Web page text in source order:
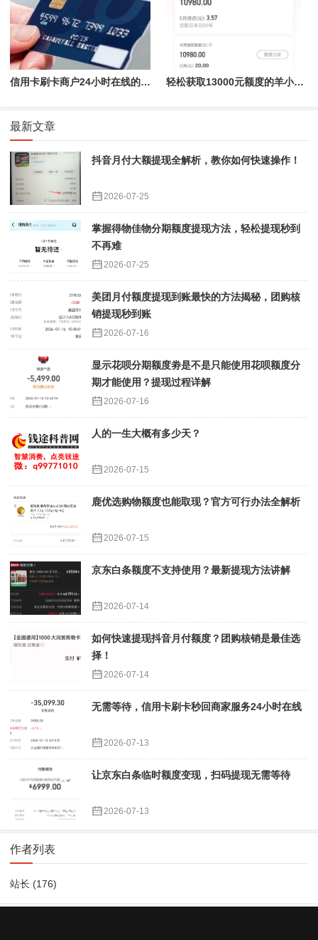
信用卡刷卡商户24小时在线的优势——随时更换，秒到账 轻松获取13000元额度的羊小咩便荔卡包额度，购物出售秒提现！
最新文章
抖音月付大额提现全解析，教你如何快速操作！
2026-07-25
掌握得物佳物分期额度提现方法，轻松提现秒到
不再难
2026-07-25
美团月付额度提现到账最快的方法揭秘，团购核
销提现秒到账
2026-07-16
显示花呗分期额度劵是不是只能使用花呗额度分
期才能使用？提现过程详解
2026-07-16
人的一生大概有多少天？
2026-07-15
鹿优选购物额度也能取现？官方可行办法全解析
2026-07-15
京东白条额度不支持使用？最新提现方法讲解
2026-07-14
如何快速提现抖音月付额度？团购核销是最佳选
择！
2026-07-14
无需等待，信用卡刷卡秒回商家服务24小时在线
2026-07-13
让京东白条临时额度变现，扫码提现无需等待
2026-07-13
作者列表
站长 (176)